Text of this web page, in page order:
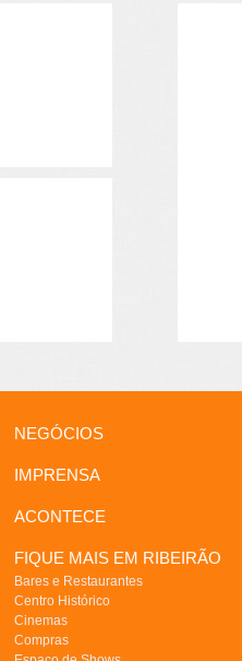
NEGÓCIOS
IMPRENSA
ACONTECE
FIQUE MAIS EM RIBEIRÃO
Bares e Restaurantes
Centro Histórico
Cinemas
Compras